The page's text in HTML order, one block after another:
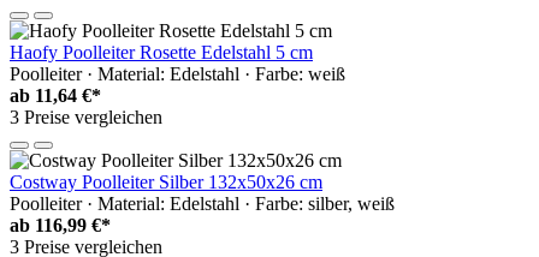
Haofy Poolleiter Rosette Edelstahl 5 cm
Poolleiter · Material: Edelstahl · Farbe: weiß
ab 11,64 €*
3 Preise vergleichen
Costway Poolleiter Silber 132x50x26 cm
Poolleiter · Material: Edelstahl · Farbe: silber, weiß
ab 116,99 €*
3 Preise vergleichen